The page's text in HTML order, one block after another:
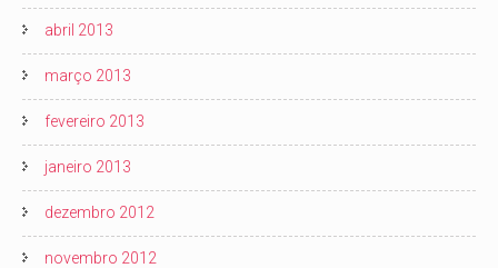
abril 2013
março 2013
fevereiro 2013
janeiro 2013
dezembro 2012
novembro 2012